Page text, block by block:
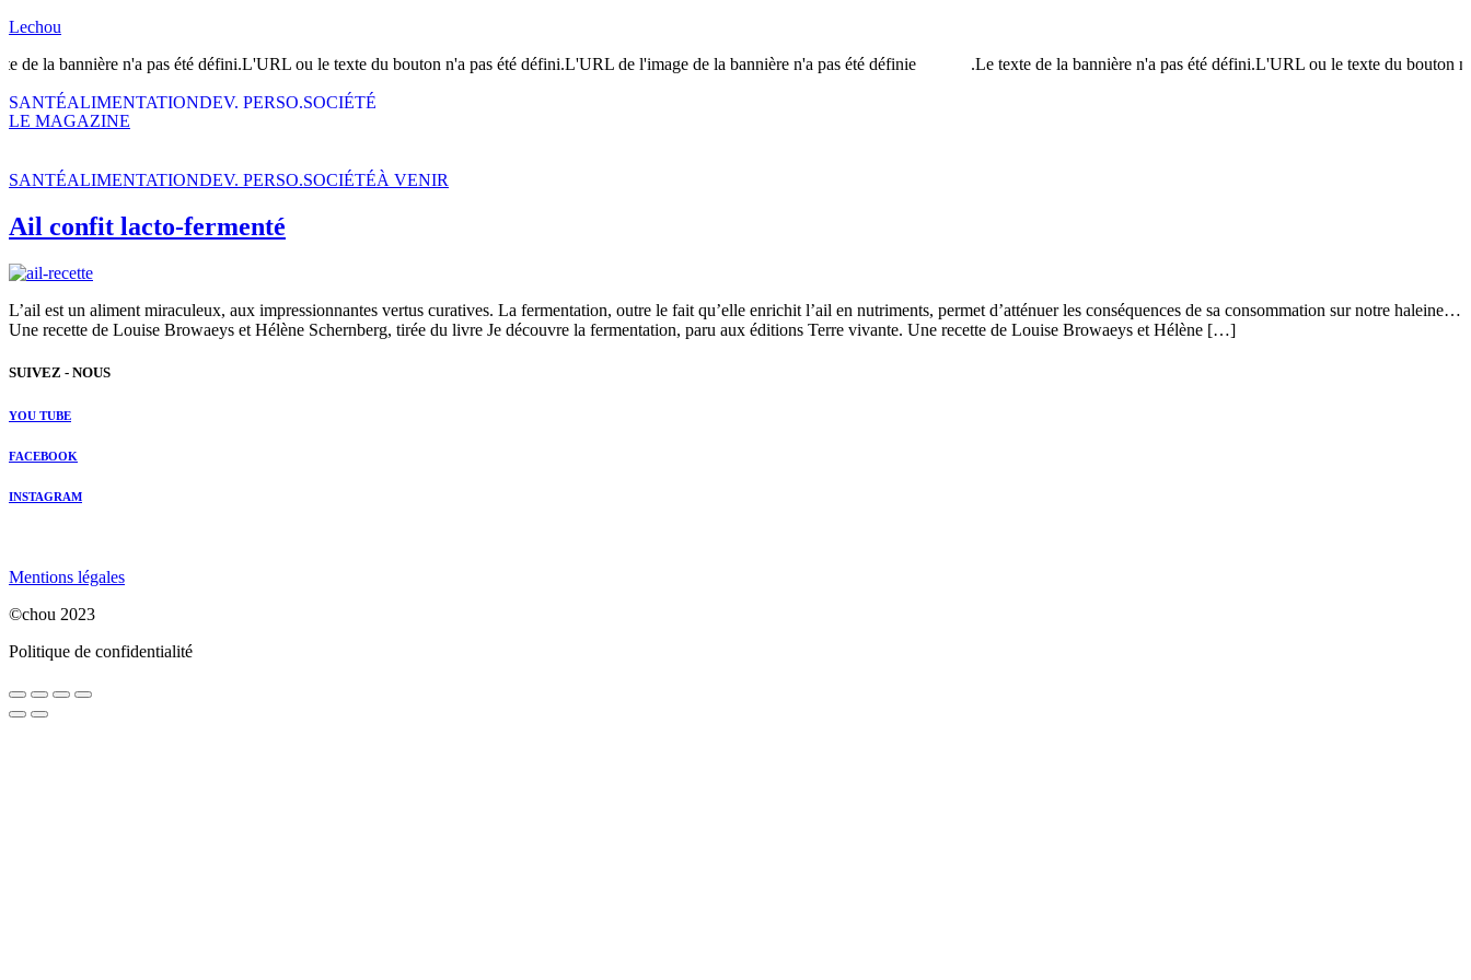
Lechou
de la bannière n'a pas été défini.L'URL ou le texte du bouton n'a pas été défini.L'URL de l'image de la bannière n'a pas été définie.
Le texte de la bannière n'a pas été défini.L'URL ou le texte du bouton
SANTÉALIMENTATIONDEV. PERSO.SOCIÉTÉ
LE MAGAZINE
SANTÉALIMENTATIONDEV. PERSO.SOCIÉTÉÀ VENIR
Ail confit lacto-fermenté
L’ail est un aliment miraculeux, aux impressionnantes vertus curatives. La fermentation, outre le fait qu’elle enrichit l’ail en nutriments, permet d’atténuer les conséquences de sa consommation sur notre haleine…
Une recette de Louise Browaeys et Hélène Schernberg, tirée du livre Je découvre la fermentation, paru aux éditions Terre vivante. Une recette de Louise Browaeys et Hélène […]
SUIVEZ - NOUS
YOU TUBE
FACEBOOK
INSTAGRAM
Mentions légales
©chou 2023
Politique de confidentialité